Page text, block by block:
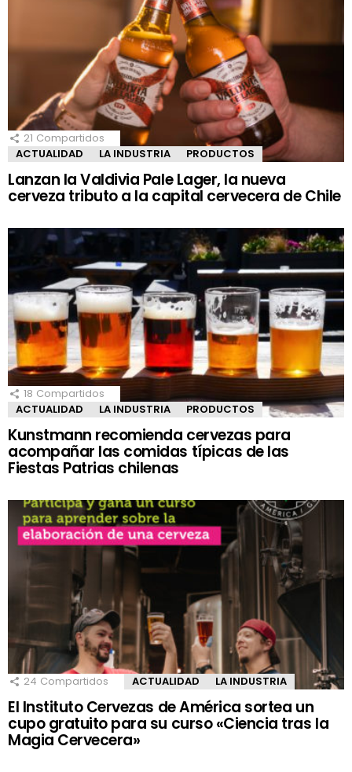
21 Compartidos
ACTUALIDAD
LA INDUSTRIA PRODUCTOS
Lanzan la Valdivia Pale Lager, la nueva
cerveza tributo a la capital cervecera de Chile
18 Compartidos
ACTUALIDAD
LA INDUSTRIA PRODUCTOS
Kunstmann recomienda cervezas para
acompañar las comidas típicas de las
Fiestas Patrias chilenas
24 Compartidos ACTUALIDAD LA INDUSTRIA
El Instituto Cervezas de América sortea un
cupo gratuito para su curso «Ciencia tras la
Magia Cervecera»